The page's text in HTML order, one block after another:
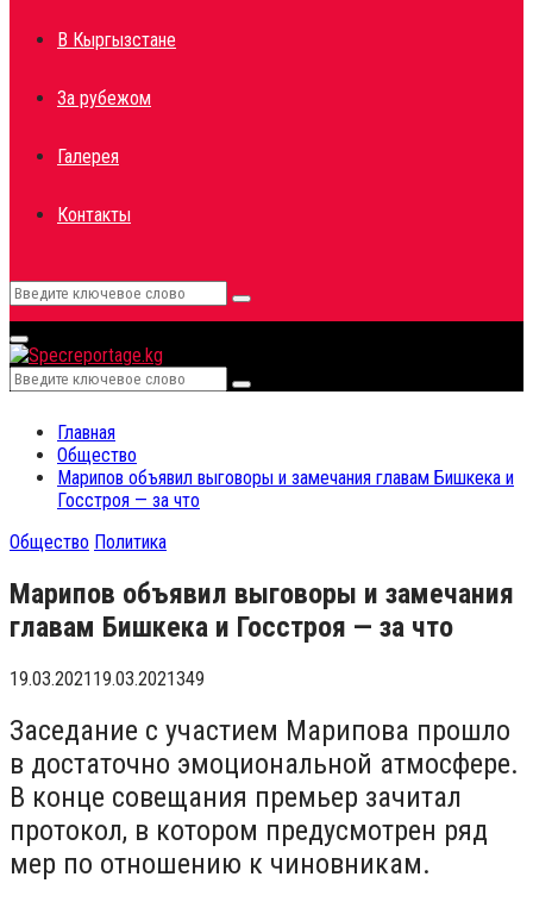
В Кыргызстане
За рубежом
Галерея
Контакты
Search
for:
Search
Primary
Menu
Search
for:
Search
Главная
Общество
Марипов объявил выговоры и замечания главам Бишкека и
Госстроя — за что
Общество Политика
Марипов объявил выговоры и замечания
главам Бишкека и Госстроя — за что
19.03.202119.03.2021349
Заседание с участием Марипова прошло
в достаточно эмоциональной атмосфере.
В конце совещания премьер зачитал
протокол, в котором предусмотрен ряд
мер по отношению к чиновникам.